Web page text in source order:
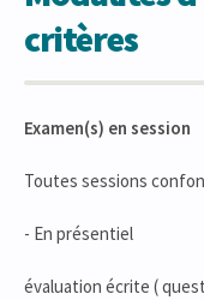
critères
Examen(s) en session
Toutes sessions
- En présentiel
évaluation écrite (